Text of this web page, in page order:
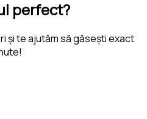
perfect?
și te ajutăm să găsești exact